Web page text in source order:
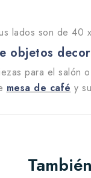
lados son de
objetos
para el salón
mesa de café y